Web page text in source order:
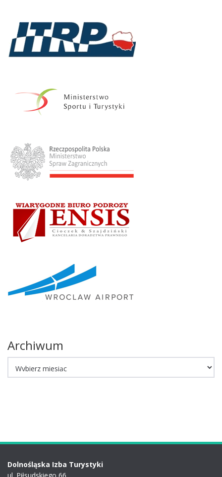
Archiwum
Dolnośląska Izba Turystyki